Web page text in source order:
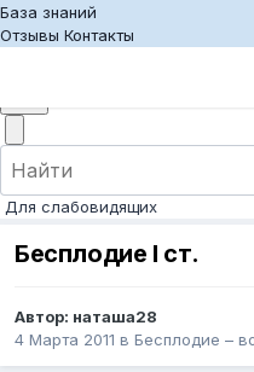
База знаний
Отзывы Контакты
Для слабовидящих
Бесплодие I ст.
Автор: наташа28
4 Марта 2011 в Бесплодие –